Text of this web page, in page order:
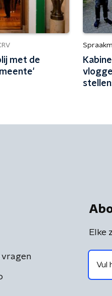
met de
Elke